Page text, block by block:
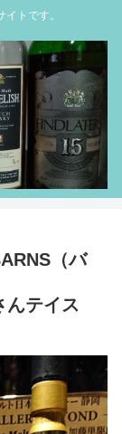
トです。
（バ
んテイス